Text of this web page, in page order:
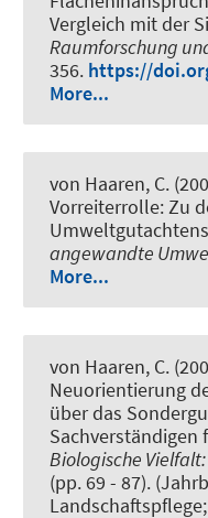
Vergleich mit der
Raumforschung
356. https://
More...
von Haaren, C.
Vorreiterrolle: Zu
angewandte
More...
von Haaren, C.
Neuorientierung
über das
Sachverständigen
Biologische
(pp. 69 - 87).